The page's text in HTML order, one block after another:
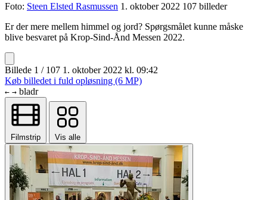
Foto: Steen Elsted Rasmussen 1. oktober 2022 107 billeder
Er der mere mellem himmel og jord? Spørgsmålet kunne måske
blive besvaret på Krop-Sind-Ånd Messen 2022.
Billede 1 / 107 1. oktober 2022 kl. 09:42
Køb billedet i fuld opløsning (6 MP)
← → bladr
Filmstrip Vis alle